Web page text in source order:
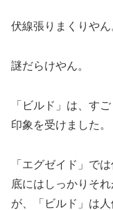
伏線張りまくりやん
謎だらけやん。
「ビルド」は、す
印象を受けました。
「エグゼイド」で
底にはしっかりそ
が、「ビルド」は